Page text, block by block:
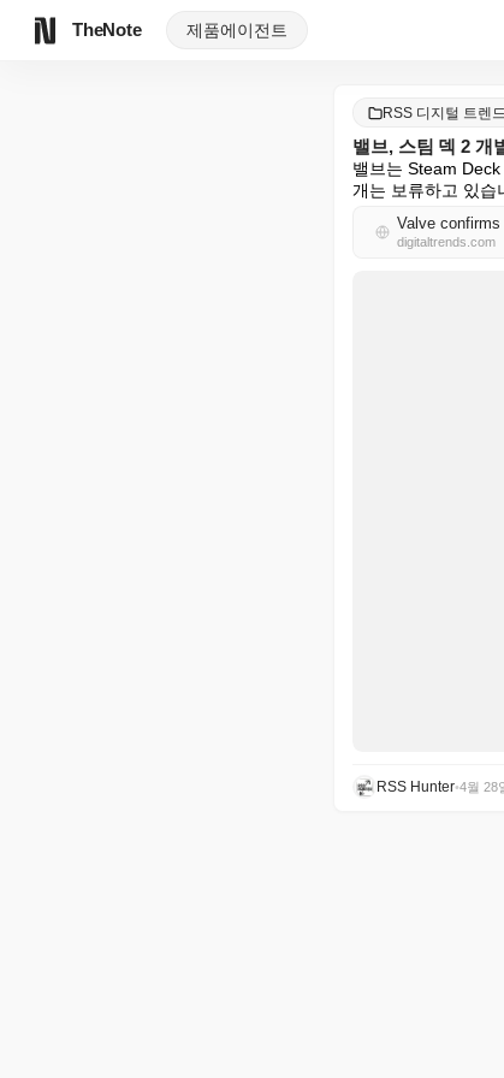
TheNote 제품에이전트
RSS 디지털 트렌드
밸브, 스팀 덱 2 개
밸브는 Steam
개는 보류하고 있습
Valve
digitaltrends.com
RSS Hunter•4월 28